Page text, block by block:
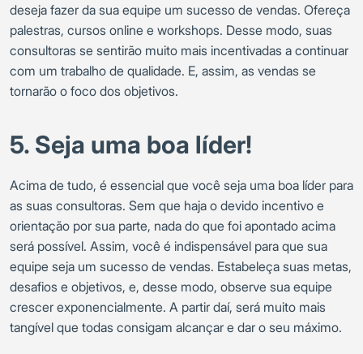
deseja fazer da sua equipe um sucesso de vendas. Ofereça
palestras, cursos online e workshops. Desse modo, suas
consultoras se sentirão muito mais incentivadas a continuar
com um trabalho de qualidade. E, assim, as vendas se
tornarão o foco dos objetivos.
5. Seja uma boa líder!
Acima de tudo, é essencial que você seja uma boa líder para
as suas consultoras. Sem que haja o devido incentivo e
orientação por sua parte, nada do que foi apontado acima
será possível. Assim, você é indispensável para que sua
equipe seja um sucesso de vendas. Estabeleça suas metas,
desafios e objetivos, e, desse modo, observe sua equipe
crescer exponencialmente. A partir daí, será muito mais
tangível que todas consigam alcançar e dar o seu máximo.